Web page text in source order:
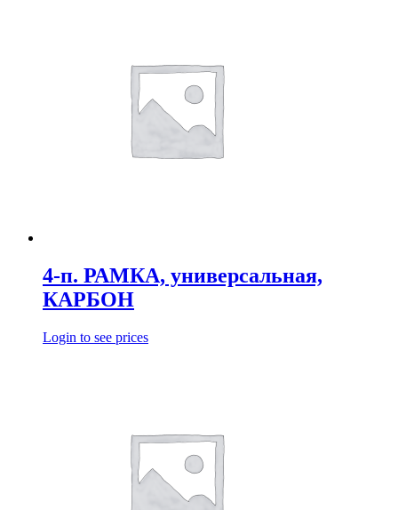
4-п. РАМКА, универсальная,
КАРБОН
Login to see prices